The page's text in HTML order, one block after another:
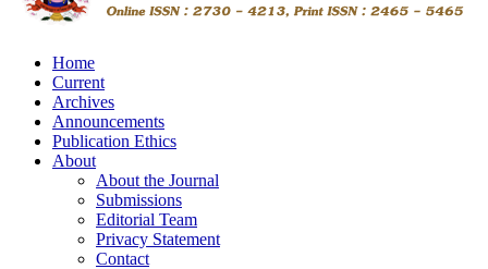
Home
Current
Archives
Announcements
Publication Ethics
About
About the Journal
Submissions
Editorial Team
Privacy Statement
Contact